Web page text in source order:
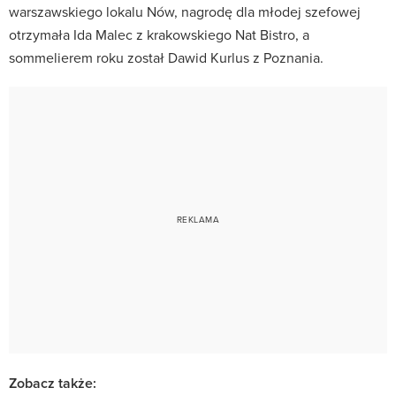
warszawskiego lokalu Nów, nagrodę dla młodej szefowej
otrzymała Ida Malec z krakowskiego Nat Bistro, a
sommelierem roku został Dawid Kurlus z Poznania.
Zobacz także: